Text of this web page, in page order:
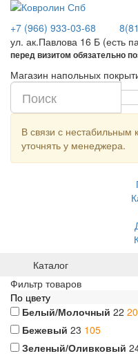
+7 (966) 933-03-68
ул. ак.Павлова 16 Б (есть
перед визитом обязательно
Магазин напольных
В связи с
уточнять у менеджера.
Каталог
Фильтр товаров
По цвету
Белый/Молочный 22 20
Бежевый 23 105
Зеленый/Оливковый